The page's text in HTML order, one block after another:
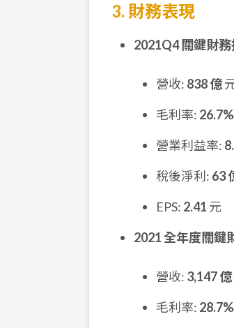
3. 財務表現
2021Q4 關鍵財
營收: 838 億
毛利率: 26.7%
營業利益率:
稅後淨利: 63
EPS: 2.41 元
2021 全年度關鍵
營收: 3,147 億
毛利率: 28.7%